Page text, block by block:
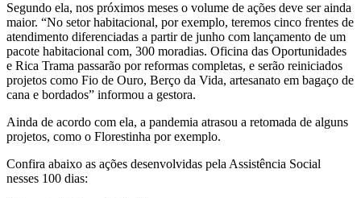
Segundo ela, nos próximos meses o volume de ações deve ser ainda
maior. “No setor habitacional, por exemplo, teremos cinco frentes de
atendimento diferenciadas a partir de junho com lançamento de um
pacote habitacional com, 300 moradias. Oficina das Oportunidades
e Rica Trama passarão por reformas completas, e serão reiniciados
projetos como Fio de Ouro, Berço da Vida, artesanato em bagaço de
cana e bordados” informou a gestora.
Ainda de acordo com ela, a pandemia atrasou a retomada de alguns
projetos, como o Florestinha por exemplo.
Confira abaixo as ações desenvolvidas pela Assistência Social
nesses 100 dias: